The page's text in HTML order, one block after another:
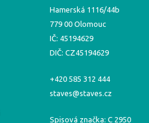
Hamerská 1116/44b
779 00 Olomouc
IČ: 45194629
DIČ: CZ45194629
+420 585 312 444
staves@staves.cz
Spisová značka: C 2950